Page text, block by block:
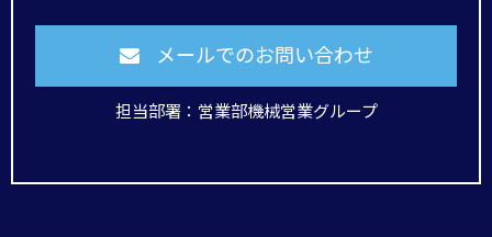
メールでのお問い合わせ
担当部署：営業部機械営業グループ